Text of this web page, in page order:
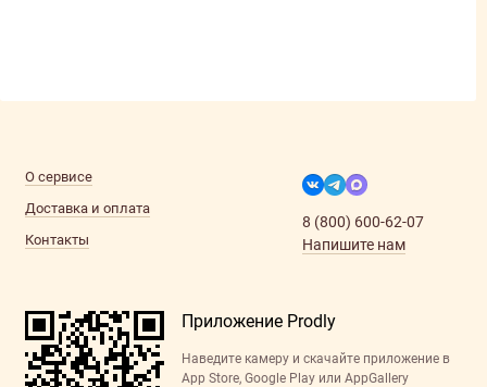
О сервисе
Доставка и оплата
Контакты
8 (800) 600-62-07
Напишите нам
Приложение Prodly
Наведите камеру и скачайте приложение в
App Store, Google Play или AppGallery